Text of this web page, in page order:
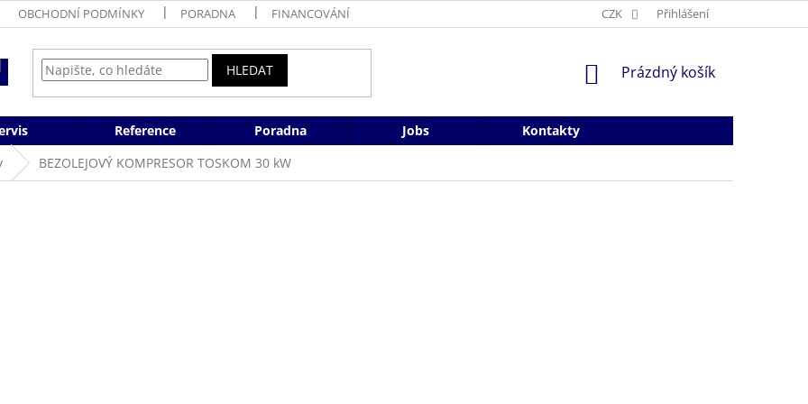
OBCHODNÍ PODMÍNKY PORADNA FINANCOVÁNÍ CZK Přihlášení
HLEDAT
NÁKUPNÍ
Prázdný košík
Reference Poradna Jobs
Kontakty
BEZOLEJOVÝ KOMPRESOR TOSKOM 30 kW